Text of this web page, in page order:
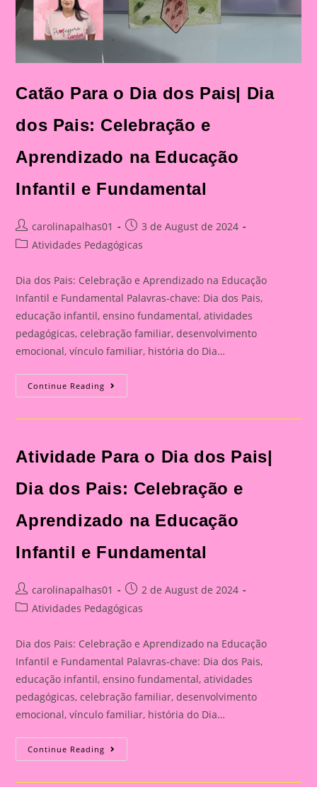
Catão Para o Dia dos Pais| Dia
dos Pais: Celebração e
Aprendizado na Educação
Infantil e Fundamental
Post
author:
carolinapalhas01
Post
published:
3 de August de 2024
PostAtividades Pedagógicas
Dia dos Pais: Celebração e Aprendizado na Educação
Infantil e Fundamental Palavras-chave: Dia dos Pais,
educação infantil, ensino fundamental, atividades
pedagógicas, celebração familiar, desenvolvimento
emocional, vínculo familiar, história do Dia…
Continue Reading Catão
Para
Dia
Dos
Pais:
E
Aprendizado
Educação
Infantil
Fundamental
Atividade Para o Dia dos Pais|
Dia dos Pais: Celebração e
Aprendizado na Educação
Infantil e Fundamental
Post
author:
carolinapalhas01
Post
published:
2 de August de 2024
PostAtividades Pedagógicas
Dia dos Pais: Celebração e Aprendizado na Educação
Infantil e Fundamental Palavras-chave: Dia dos Pais,
educação infantil, ensino fundamental, atividades
pedagógicas, celebração familiar, desenvolvimento
emocional, vínculo familiar, história do Dia…
Continue Reading Atividade
Para
Dia